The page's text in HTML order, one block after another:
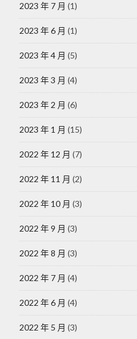
2023 年 7 月 (1)
2023 年 6 月 (1)
2023 年 4 月 (5)
2023 年 3 月 (4)
2023 年 2 月 (6)
2023 年 1 月 (15)
2022 年 12 月 (7)
2022 年 11 月 (2)
2022 年 10 月 (3)
2022 年 9 月 (3)
2022 年 8 月 (3)
2022 年 7 月 (4)
2022 年 6 月 (4)
2022 年 5 月 (3)